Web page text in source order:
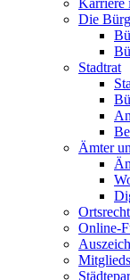
Karriere
Die
Stadtrat
Ämter
Ortsrecht
Online-